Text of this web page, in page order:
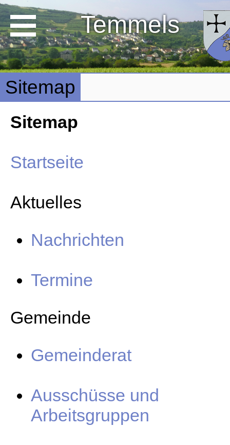
Temmels
Sitemap
Sitemap
Startseite
Aktuelles
Nachrichten
Termine
Gemeinde
Gemeinderat
Ausschüsse und
Arbeitsgruppen